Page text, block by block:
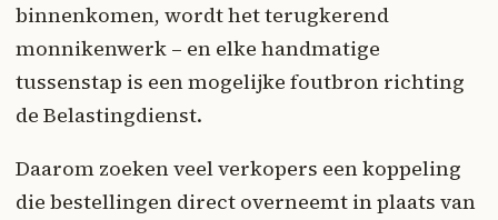
binnenkomen, wordt het terugkerend
monnikenwerk – en elke handmatige
tussenstap is een mogelijke foutbron richting
de Belastingdienst.
Daarom zoeken veel verkopers een koppeling
die bestellingen direct overneemt in plaats van